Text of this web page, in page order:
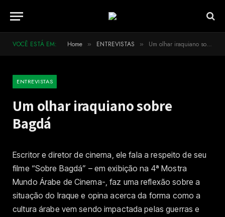
VOCÊ ESTÁ EM: Home » ENTREVISTAS » Um olhar iraquiano sobre Bagdá
ENTREVISTAS
Um olhar iraquiano sobre
Bagdá
Escritor e diretor de cinema, ele fala a respeito de seu
filme “Sobre Bagdá” – em exibição na 4ª Mostra
Mundo Árabe de Cinema-, faz uma reflexão sobre a
situação do Iraque e opina acerca da forma como a
cultura árabe vem sendo impactada pelas guerras e